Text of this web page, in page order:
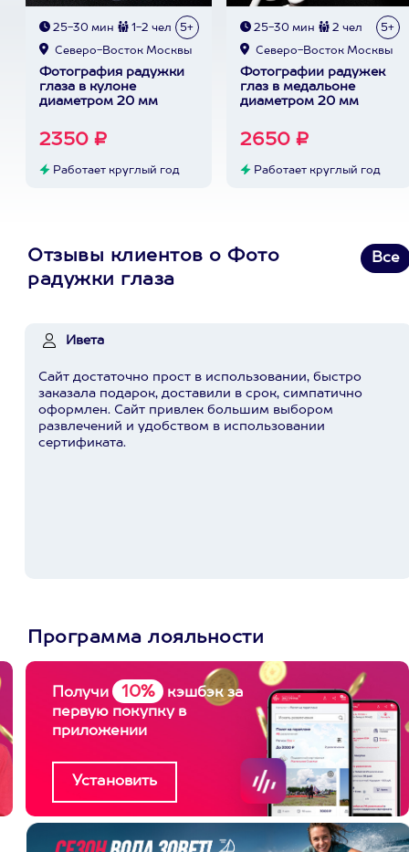
25-30 мин 1-2 чел 5+
Северо-Восток Москвы
Фотография радужки
глаза в кулоне
диаметром 20 мм
2350 ₽
Работает круглый год
25-30 мин 2 чел 5+
Северо-Восток Москвы
Фотографии радужек
глаз в медальоне
диаметром 20 мм
2650 ₽
Работает круглый год
Отзывы клиентов о Фото
радужки глаза
Все
Ивета
Сайт достаточно прост в использовании, быстро
заказала подарок, доставили в срок, симпатично
оформлен. Сайт привлек большим выбором
развлечений и удобством в использовании
сертификата.
Программа лояльности
Получи 10%
кэшбэк за
первую покупку в
приложении